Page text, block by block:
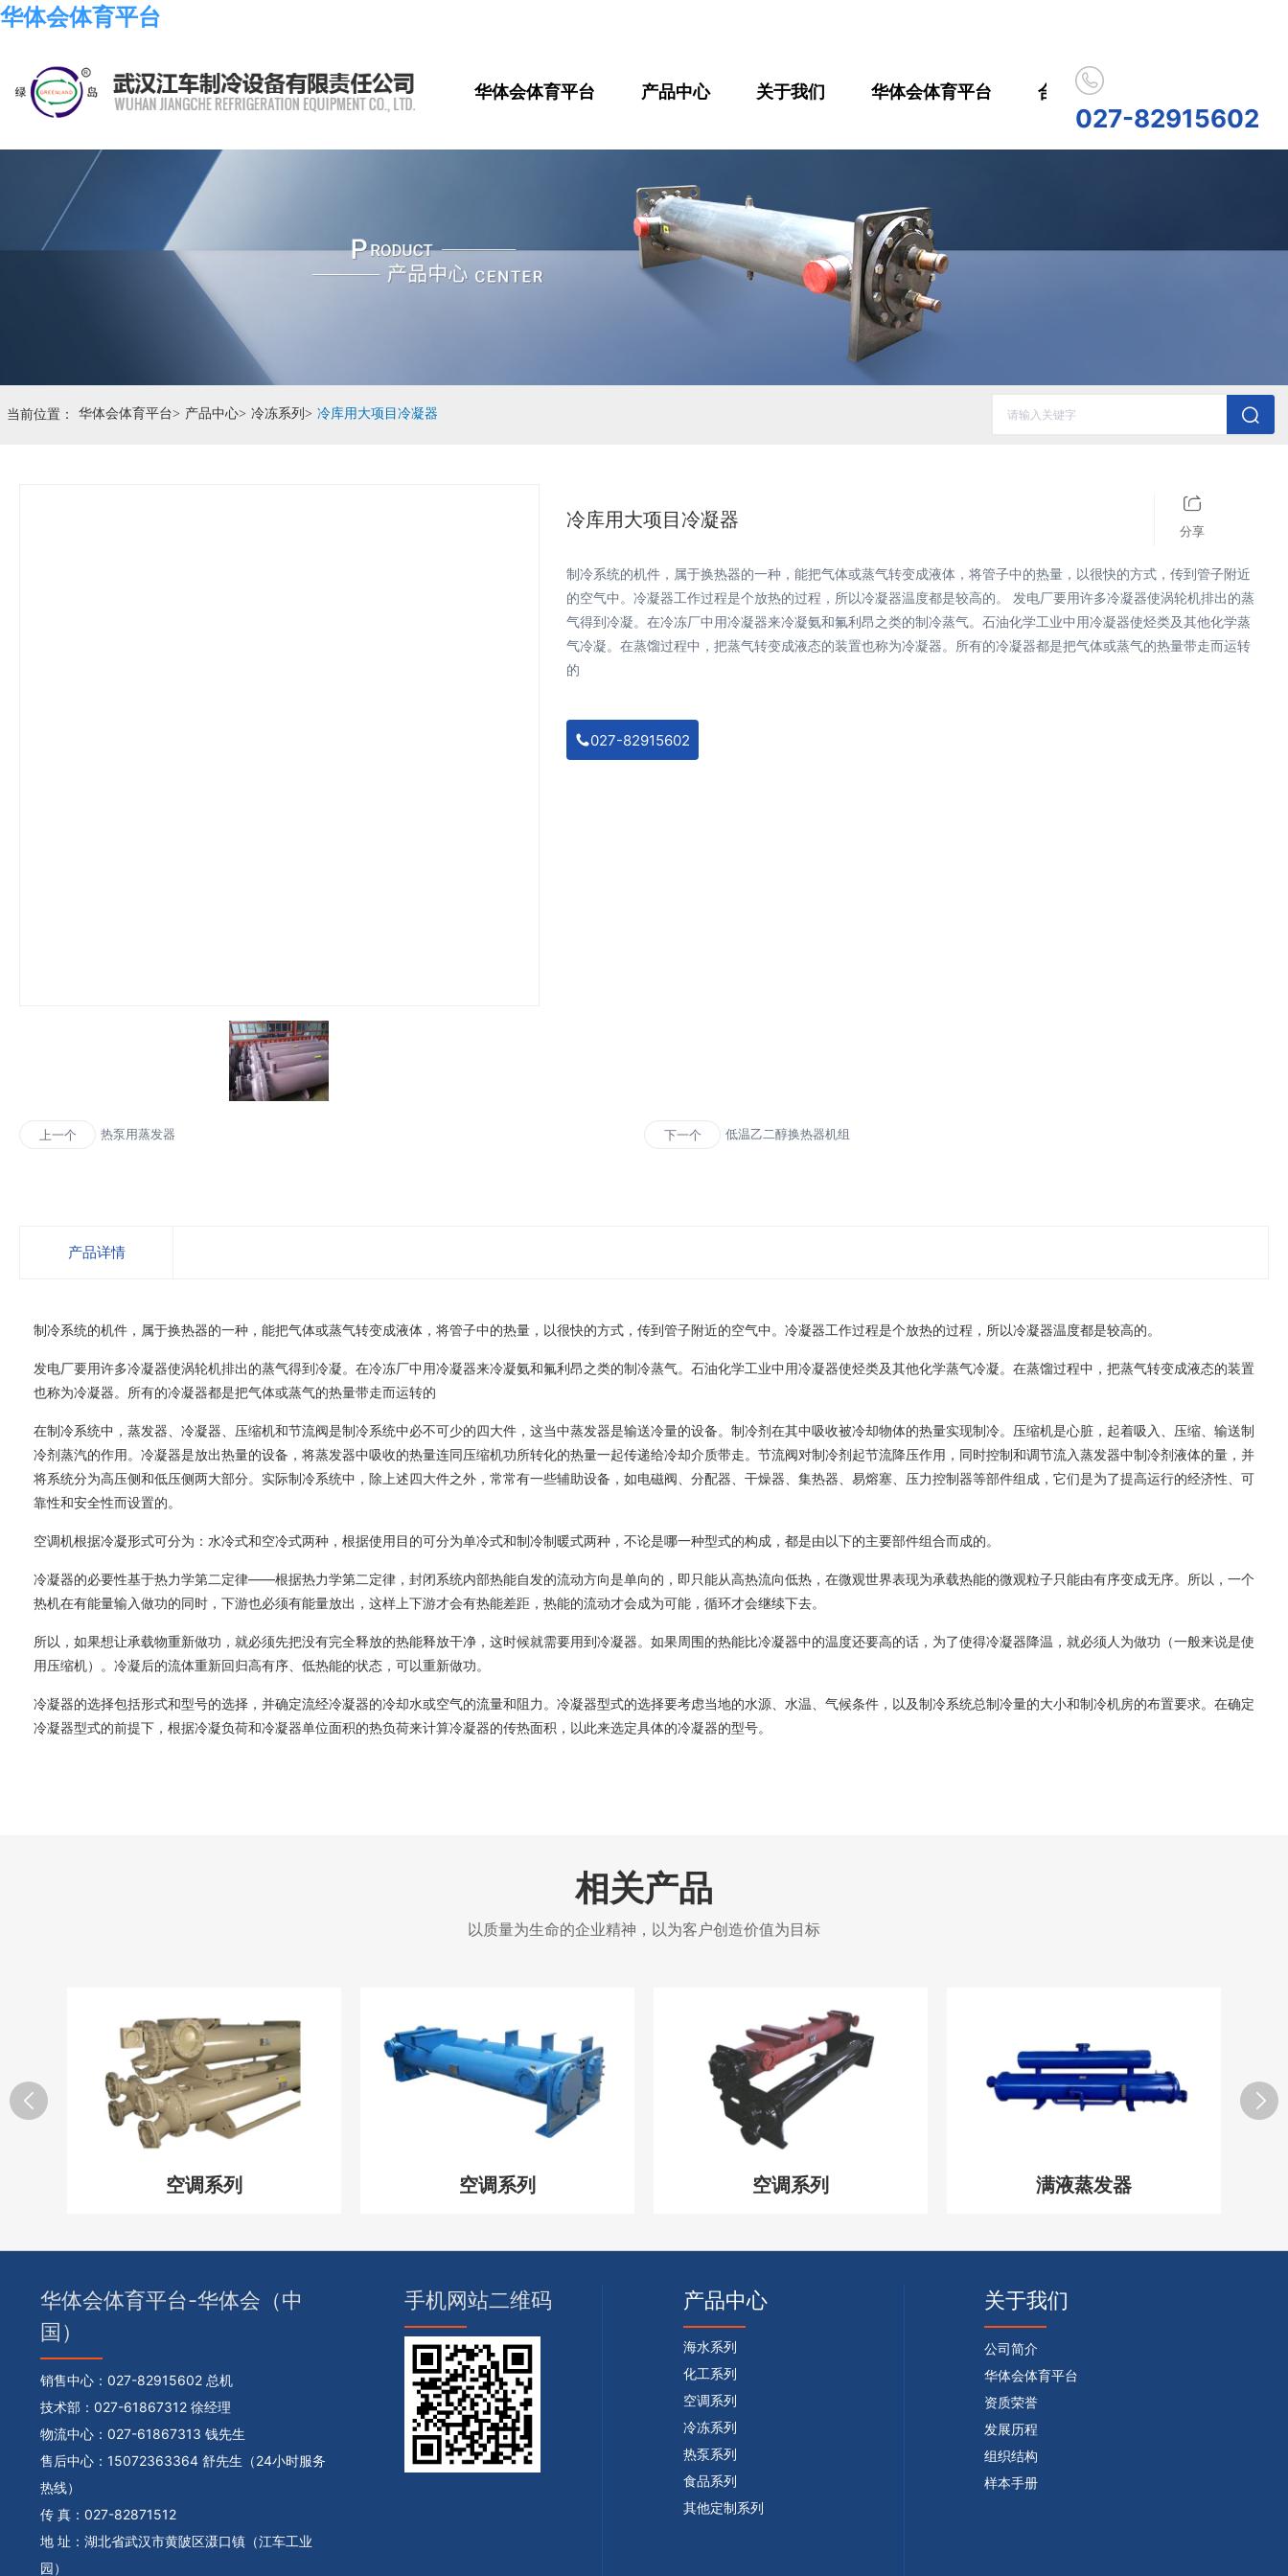
华体会体育平台
华体会体育平台 产品中心 关于我们 华体会体育平台 合作伙伴
027-82915602
当前位置： 华体会体育平台> 产品中心> 冷冻系列> 冷库用大项目冷凝器 清空记录
冷库用大项目冷凝器 分享
制冷系统的机件，属于换热器的一种，能把气体或蒸气转变成液体，将管子中的热量，以很快的方式，传到管子附近
的空气中。冷凝器工作过程是个放热的过程，所以冷凝器温度都是较高的。 发电厂要用许多冷凝器使涡轮机排出的蒸
气得到冷凝。在冷冻厂中用冷凝器来冷凝氨和氟利昂之类的制冷蒸气。石油化学工业中用冷凝器使烃类及其他化学蒸
气冷凝。在蒸馏过程中，把蒸气转变成液态的装置也称为冷凝器。所有的冷凝器都是把气体或蒸气的热量带走而运转
的
027-82915602
上一个 热泵用蒸发器 下一个 低温乙二醇换热器机组
产品详情
制冷系统的机件，属于换热器的一种，能把气体或蒸气转变成液体，将管子中的热量，以很快的方式，传到管子附近的空气中。冷凝器工作过程是个放热的过程，所以冷凝器温度都是较高的。
发电厂要用许多冷凝器使涡轮机排出的蒸气得到冷凝。在冷冻厂中用冷凝器来冷凝氨和氟利昂之类的制冷蒸气。石油化学工业中用冷凝器使烃类及其他化学蒸气冷凝。在蒸馏过程中，把蒸气转变成液态的装置
也称为冷凝器。所有的冷凝器都是把气体或蒸气的热量带走而运转的
在制冷系统中，蒸发器、冷凝器、压缩机和节流阀是制冷系统中必不可少的四大件，这当中蒸发器是输送冷量的设备。制冷剂在其中吸收被冷却物体的热量实现制冷。压缩机是心脏，起着吸入、压缩、输送制
冷剂蒸汽的作用。冷凝器是放出热量的设备，将蒸发器中吸收的热量连同压缩机功所转化的热量一起传递给冷却介质带走。节流阀对制冷剂起节流降压作用，同时控制和调节流入蒸发器中制冷剂液体的量，并
将系统分为高压侧和低压侧两大部分。实际制冷系统中，除上述四大件之外，常常有一些辅助设备，如电磁阀、分配器、干燥器、集热器、易熔塞、压力控制器等部件组成，它们是为了提高运行的经济性、可
靠性和安全性而设置的。
空调机根据冷凝形式可分为：水冷式和空冷式两种，根据使用目的可分为单冷式和制冷制暖式两种，不论是哪一种型式的构成，都是由以下的主要部件组合而成的。
冷凝器的必要性基于热力学第二定律——根据热力学第二定律，封闭系统内部热能自发的流动方向是单向的，即只能从高热流向低热，在微观世界表现为承载热能的微观粒子只能由有序变成无序。所以，一个
热机在有能量输入做功的同时，下游也必须有能量放出，这样上下游才会有热能差距，热能的流动才会成为可能，循环才会继续下去。
所以，如果想让承载物重新做功，就必须先把没有完全释放的热能释放干净，这时候就需要用到冷凝器。如果周围的热能比冷凝器中的温度还要高的话，为了使得冷凝器降温，就必须人为做功（一般来说是使
用压缩机）。冷凝后的流体重新回归高有序、低热能的状态，可以重新做功。
冷凝器的选择包括形式和型号的选择，并确定流经冷凝器的冷却水或空气的流量和阻力。冷凝器型式的选择要考虑当地的水源、水温、气候条件，以及制冷系统总制冷量的大小和制冷机房的布置要求。在确定
冷凝器型式的前提下，根据冷凝负荷和冷凝器单位面积的热负荷来计算冷凝器的传热面积，以此来选定具体的冷凝器的型号。
相关产品
以质量为生命的企业精神，以为客户创造价值为目标
空调系列 空调系列 空调系列 满液蒸发器
华体会体育平台-华体会（中
国）
销售中心： 027-82915602 总机
技术部： 027-61867312 徐经理
物流中心： 027-61867313 钱先生
售后中心： 15072363364 舒先生（24小时服务
热线）
传 真：027-82871512
地 址：湖北省武汉市黄陂区滠口镇（江车工业
园）
手机网站二维码 产品中心
海水系列
化工系列
空调系列
冷冻系列
热泵系列
食品系列
其他定制系列
关于我们
公司简介
华体会体育平台
资质荣誉
发展历程
组织结构
样本手册